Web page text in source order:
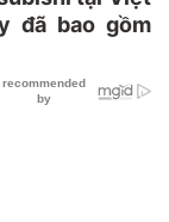
đã bao gồm